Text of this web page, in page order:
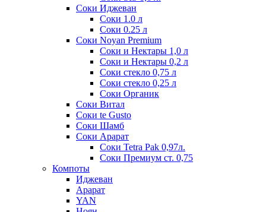
Соки Иджеван
Соки 1.0 л
Соки 0.25 л
Соки Noyan Premium
Соки и Нектары 1,0 л
Соки и Нектары 0,2 л
Соки стекло 0,75 л
Соки стекло 0,25 л
Соки Органик
Соки Витал
Соки te Gusto
Соки Шамб
Соки Арарат
Соки Tetra Pak 0,97л.
Соки Премиум ст. 0,75
Компоты
Иджеван
Арарат
YAN